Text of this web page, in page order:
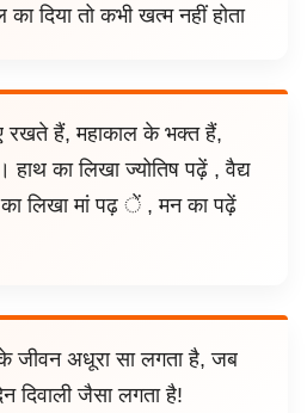
दिया तो कभी खत्म नहीं होता
रखते हैं, महाकाल के भक्त हैं,
का लिखा ज्योतिष पढ़ें , वैद्य
लिखा मां पढ़ ें , मन का पढ़ें
के जीवन अधूरा सा लगता है, जब
दिवाली जैसा लगता है!